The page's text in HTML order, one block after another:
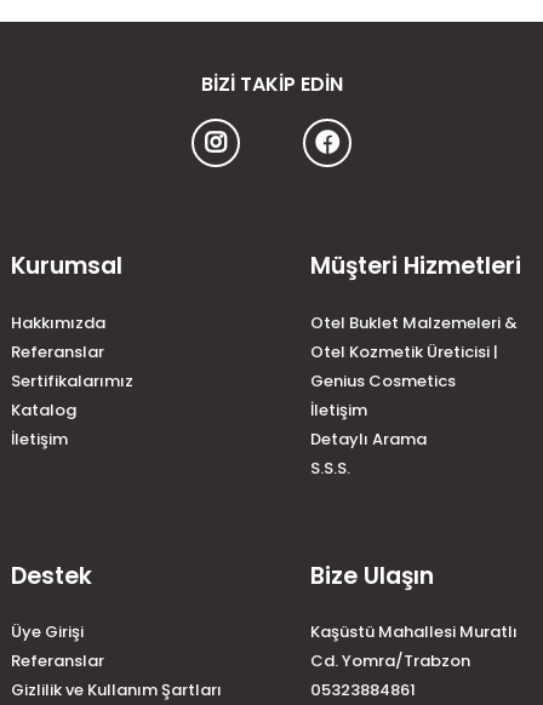
BIZI TAKIP EDIN
Kurumsal
Hakkımızda
Referanslar
Sertifikalarımız
Katalog
İletişim
Müşteri Hizmetleri
Otel Buklet Malzemeleri &
Otel Kozmetik Üreticisi |
Genius Cosmetics
İletişim
Detaylı Arama
S.S.S.
Destek
Üye Girişi
Referanslar
Gizlilik ve Kullanım Şartları
Bize Ulaşın
Kaşüstü Mahallesi Muratlı
Cd. Yomra/Trabzon
05323884861